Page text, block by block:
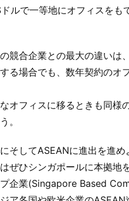
ルで一等地にオフィスをも
競合企業との最大の違いは
る場合でも、数年契約のオ
オフィスに移るときも同様
。
そしてASEANに進出を進
ぜひシンガポールに本拠地
企業(Singapore Based